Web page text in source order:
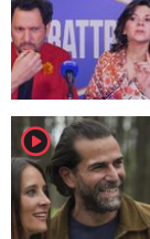
player2